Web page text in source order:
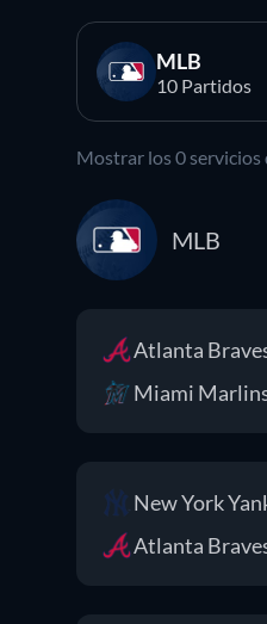
MLB
10 Partidos
Mostrar los 0 servicios
MLB
Atlanta
Miami
New York
Atlanta